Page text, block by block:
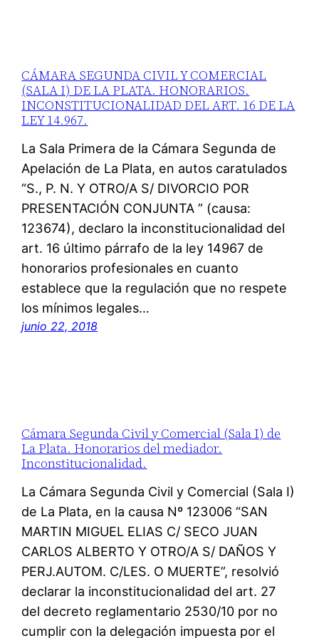
CÁMARA SEGUNDA CIVIL Y COMERCIAL
(SALA I) DE LA PLATA. HONORARIOS.
INCONSTITUCIONALIDAD DEL ART. 16 DE LA
LEY 14.967.
La Sala Primera de la Cámara Segunda de
Apelación de La Plata, en autos caratulados
“S., P. N. Y OTRO/A S/ DIVORCIO POR
PRESENTACIÓN CONJUNTA ” (causa:
123674), declaro la inconstitucionalidad del
art. 16 último párrafo de la ley 14967 de
honorarios profesionales en cuanto
establece que la regulación que no respete
los mínimos legales…
junio 22, 2018
Cámara Segunda Civil y Comercial (Sala I) de
La Plata. Honorarios del mediador.
Inconstitucionalidad.
La Cámara Segunda Civil y Comercial (Sala I)
de La Plata, en la causa Nº 123006 “SAN
MARTIN MIGUEL ELIAS C/ SECO JUAN
CARLOS ALBERTO Y OTRO/A S/ DAÑOS Y
PERJ.AUTOM. C/LES. O MUERTE”, resolvió
declarar la inconstitucionalidad del art. 27
del decreto reglamentario 2530/10 por no
cumplir con la delegación impuesta por el